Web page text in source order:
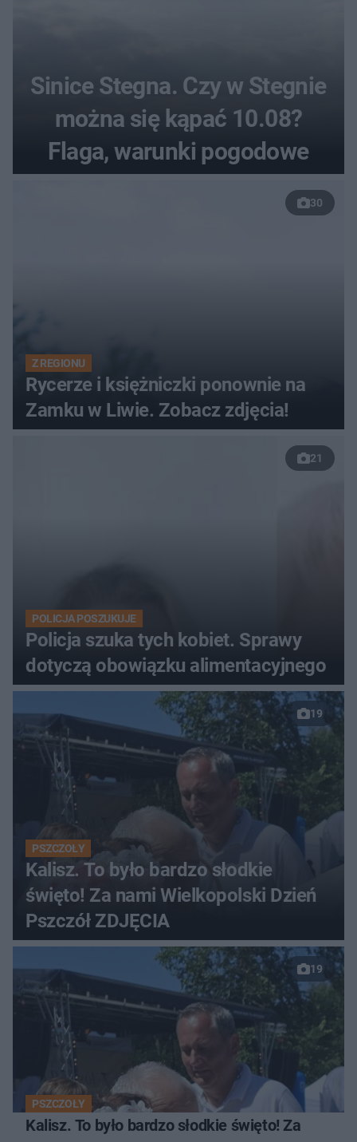
Sinice Stegna. Czy w Stegnie
można się kąpać 10.08?
Flaga, warunki pogodowe
30
Z REGIONU
Rycerze i księżniczki ponownie na
Zamku w Liwie. Zobacz zdjęcia!
21
POLICJA POSZUKUJE
Policja szuka tych kobiet. Sprawy
dotyczą obowiązku alimentacyjnego
19
PSZCZOŁY
Kalisz. To było bardzo słodkie
święto! Za nami Wielkopolski Dzień
Pszczół ZDJĘCIA
19
PSZCZOŁY
Kalisz. To było bardzo słodkie święto! Za